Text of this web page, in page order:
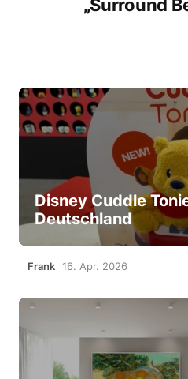
„Surround
Disney Cuddle
Deutschland
Frank 16. Apr. 2026